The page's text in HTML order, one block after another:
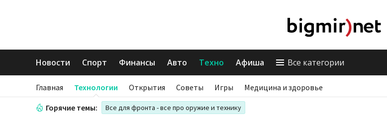
Новости Спорт Финансы Авто Техно Афиша Все категории
Главная Технологии Открытия Советы Игры Медицина и здоровье
Горячие темы: Все для фронта - все про оружие и технику